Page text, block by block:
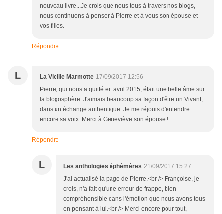
nouveau livre...Je crois que nous tous à travers nos blogs,
nous continuons à penser à Pierre et à vous son épouse et
vos filles.
Répondre
L La Vieille Marmotte 17/09/2017 12:56
Pierre, qui nous a quitté en avril 2015, était une belle âme sur
la blogosphère. J'aimais beaucoup sa façon d'être un Vivant,
dans un échange authentique. Je me réjouis d'entendre
encore sa voix. Merci à Geneviève son épouse !
Répondre
L Les anthologies éphémères 21/09/2017 15:27
J'ai actualisé la page de Pierre.<br /> Françoise, je
crois, n'a fait qu'une erreur de frappe, bien
compréhensible dans l'émotion que nous avons tous
en pensant à lui.<br /> Merci encore pour tout,